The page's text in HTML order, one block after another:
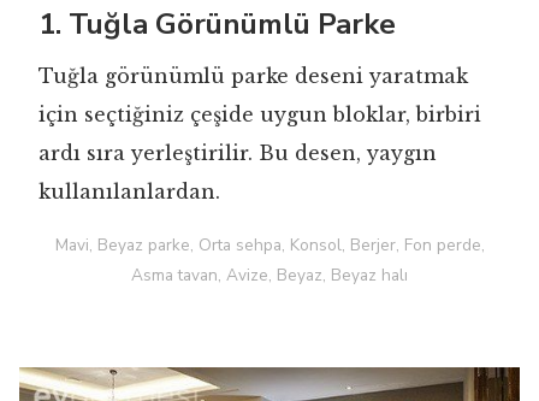
1. Tuğla Görünümlü Parke
Tuğla görünümlü parke deseni yaratmak
için seçtiğiniz çeşide uygun bloklar, birbiri
ardı sıra yerleştirilir. Bu desen, yaygın
kullanılanlardan.
Mavi, Beyaz parke, Orta sehpa, Konsol, Berjer, Fon perde,
Asma tavan, Avize, Beyaz, Beyaz halı